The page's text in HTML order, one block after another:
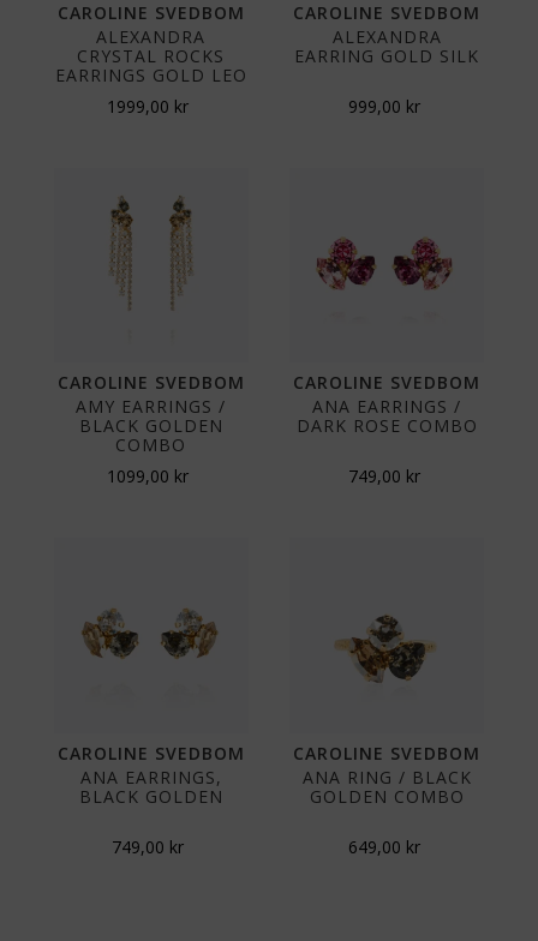
CAROLINE SVEDBOM
ALEXANDRA
CRYSTAL ROCKS
EARRINGS GOLD LEO
1999,00 kr
CAROLINE SVEDBOM
ALEXANDRA
EARRING GOLD SILK
999,00 kr
CAROLINE SVEDBOM
AMY EARRINGS /
BLACK GOLDEN
COMBO
1099,00 kr
CAROLINE SVEDBOM
ANA EARRINGS /
DARK ROSE COMBO
749,00 kr
CAROLINE SVEDBOM
ANA EARRINGS,
BLACK GOLDEN
749,00 kr
CAROLINE SVEDBOM
ANA RING / BLACK
GOLDEN COMBO
649,00 kr